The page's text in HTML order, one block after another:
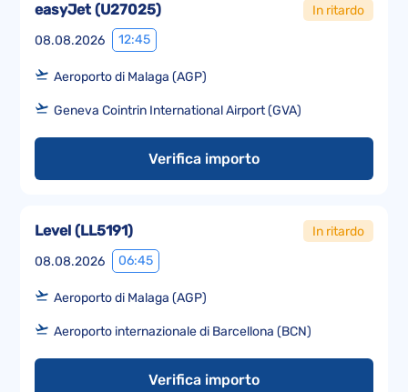
08.08.2026 12:45
easyJet(U27025) In ritardo
Aeroporto di Malaga (AGP)
Geneva Cointrin International Airport (GVA)
Verifica importo
08.08.2026 06:45
Level (LL5191) In ritardo
Aeroporto di Malaga (AGP)
Aeroporto internazionale di Barcellona (BCN)
Verifica importo